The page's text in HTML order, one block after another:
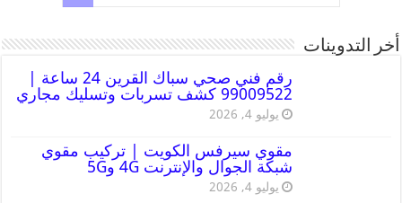
أخر التدوينات
رقم فني صحي سباك القرين 24 ساعة |
99009522 كشف تسربات وتسليك مجاري
يوليو 4, 2026
مقوي سيرفس الكويت | تركيب مقوي
شبكة الجوال والإنترنت 4G و5G
يوليو 4, 2026